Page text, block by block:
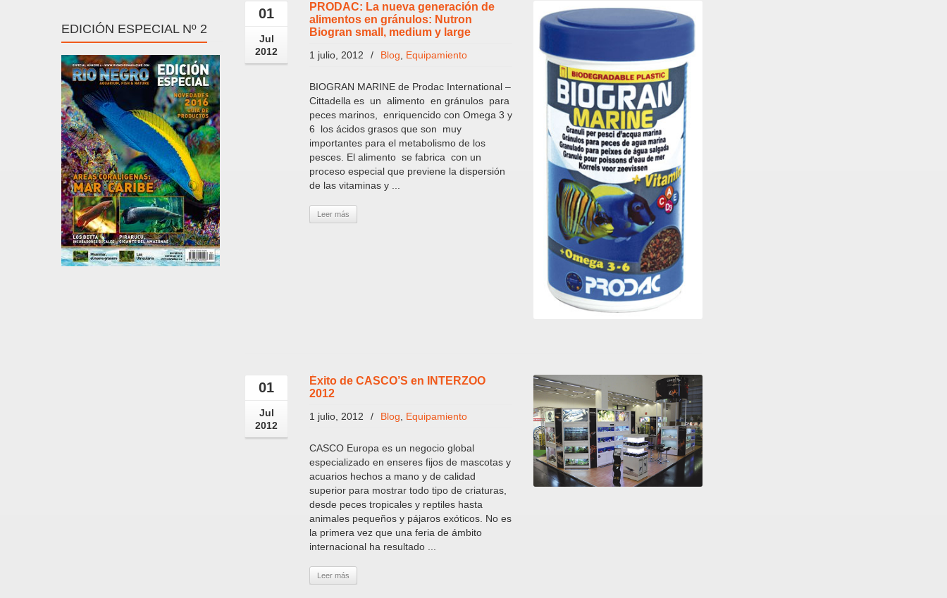
EDICIÓN ESPECIAL Nº 2
01
Jul
2012
PRODAC: La nueva generación de
alimentos en gránulos: Nutron
Biogran small, medium y large
1 julio, 2012 / Blog, Equipamiento
BIOGRAN MARINE de Prodac International –
Cittadella es un alimento en gránulos para
peces marinos, enriquencido con Omega 3 y
6 los ácidos grasos que son muy
importantes para el metabolismo de los
pesces. El alimento se fabrica con un
proceso especial que previene la dispersión
de las vitaminas y ...
Leer más
01
Jul
2012
Éxito de CASCO’S en INTERZOO
2012
1 julio, 2012 / Blog Equipamiento
CASCO Europa es un negocio global
especializado en enseres fijos de mascotas y
acuarios hechos a mano y de calidad
superior para mostrar todo tipo de criaturas,
desde peces tropicales y reptiles hasta
animales pequeños y pájaros exóticos. No es
la primera vez que una feria de ámbito
internacional ha resultado ...
Leer más